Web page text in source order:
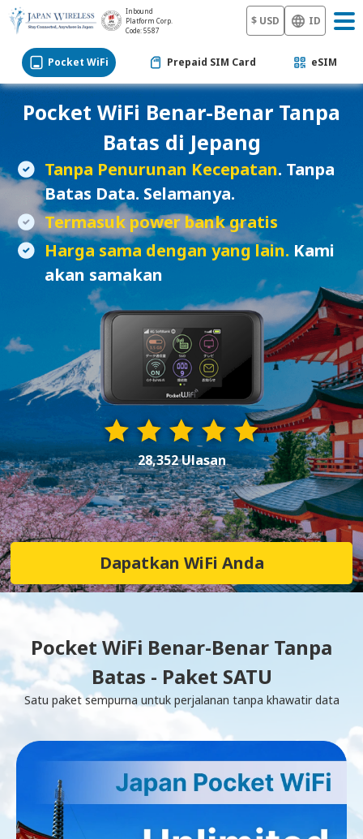
Inbound
Platform Corp.
Code: 5587
$ USD ID
Pocket WiFi Prepaid SIM Card eSIM
Pocket WiFi Benar-Benar Tanpa
Batas di Jepang
Tanpa Penurunan Kecepatan. Tanpa
Batas Data. Selamanya.
Termasuk power bank gratis
Harga sama dengan yang lain. Kami
akan samakan
28,352 Ulasan
Dapatkan WiFi Anda
Pocket WiFi Benar-Benar Tanpa
Batas - Paket SATU
Satu paket sempurna untuk perjalanan tanpa khawatir data